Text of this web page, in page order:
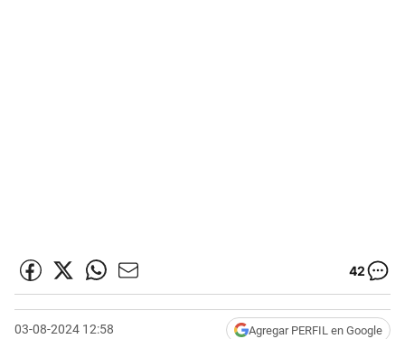
42
03-08-2024 12:58 Agregar PERFIL en Google